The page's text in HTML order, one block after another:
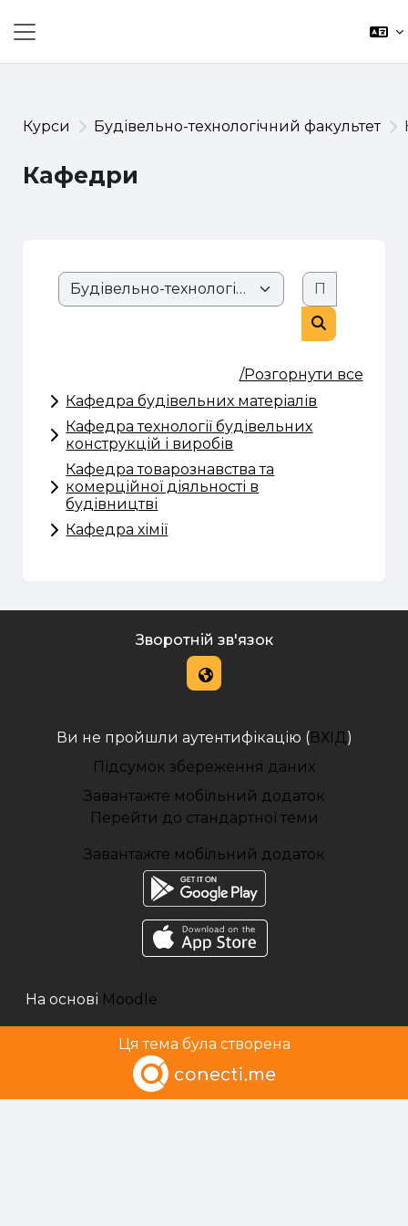
Курси Будівельно-технологічний факультет
Кафедри
Розділи сайту
Пошук
/Розгорнути все
Кафедра будівельних матеріалів
Кафедра технології будівельних
конструкцій і виробів
Кафедра товарознавства та
комерційної діяльності в
будівництві
Кафедра хімії
Зворотній зв'язок
Ви не пройшли аутентифікацію (ВХІД )
Підсумок збереження даних
Завантажте мобільний додаток
Перейти до стандартної теми
Завантажте мобільний додаток
На основі Moodle
Ця тема була створена